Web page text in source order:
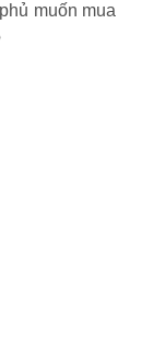
muốn mua